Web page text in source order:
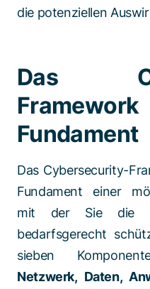
die potenziellen
Das
Fundament
Das Cybersecurity-
Fundament einer
mit der Sie die
bedarfsgerecht
sieben
Netzwerk, Daten,